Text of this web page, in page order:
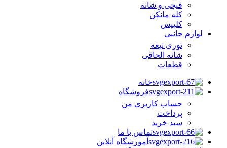
قیچی و شانه
کله مانکن
کلیپس
لوازم جانبی
توری تیغه
شانه الحاقی
قطعات
خانه
فروشگاه
حساب کاربری من
پرداخت
سبد خرید
تماس با ما
آموزشگاه آنلاین